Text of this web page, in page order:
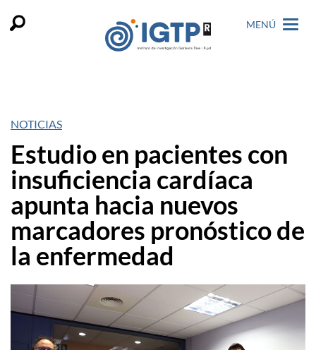
MENÚ
NOTICIAS
Estudio en pacientes con
insuficiencia cardíaca
apunta hacia nuevos
marcadores pronóstico de
la enfermedad